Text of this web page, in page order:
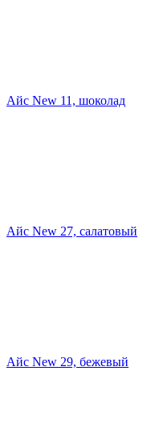
Айс New 11, шоколад
Айс New 27, салатовый
Айс New 29, бежевый